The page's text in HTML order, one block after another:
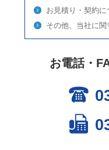
お見積り・契約に
その他、当社に関
お電話・